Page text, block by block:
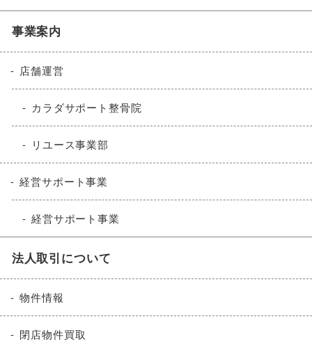
事業案内
店舗運営
カラダサポート整骨院
リユース事業部
経営サポート事業
経営サポート事業
法人取引について
物件情報
閉店物件買取